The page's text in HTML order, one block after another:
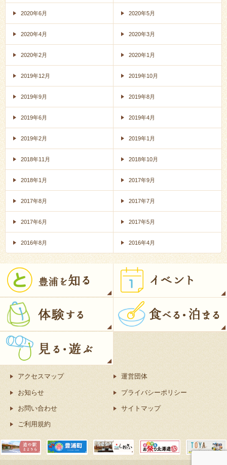
2020年6月 2020年5月
2020年4月 2020年3月
2020年2月 2020年1月
2019年12月 2019年10月
2019年9月 2019年8月
2019年6月 2019年4月
2019年2月 2019年1月
2018年11月 2018年10月
2018年1月 2017年9月
2017年8月 2017年7月
2017年6月 2017年5月
2016年8月 2016年4月
アクセスマップ
お知らせ
お問い合わせ
ご利用規約
運営団体
プライバシーポリシー
サイトマップ